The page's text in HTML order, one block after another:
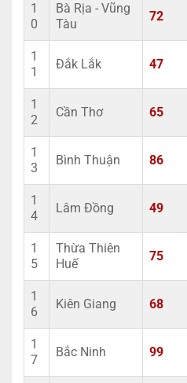
1
0
Bà Rịa - Vũng
Tàu
72
1
1
Đắk Lắk 47
1
2
Cần Thơ 65
1
3
Bình Thuận 86
1
4
Lâm Đồng 49
1
5
Thừa Thiên
Huế
75
1
6
Kiên Giang 68
1
7
Bắc Ninh 99